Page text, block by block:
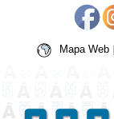
Mapa Web